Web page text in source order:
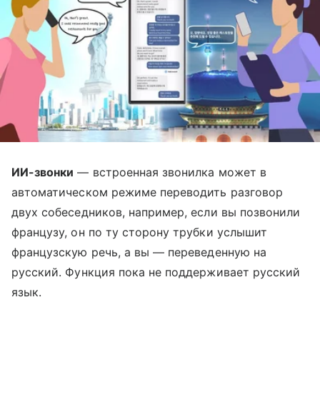
ИИ-звонки — встроенная звонилка может в
автоматическом режиме переводить разговор
двух собеседников, например, если вы позвонили
французу, он по ту сторону трубки услышит
французскую речь, а вы — переведенную на
русский. Функция пока не поддерживает русский
язык.